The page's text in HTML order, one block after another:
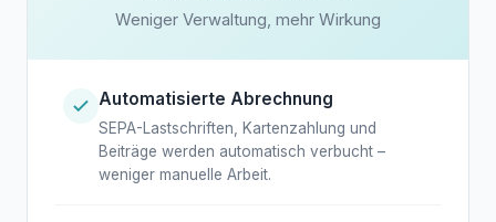
Weniger Verwaltung, mehr Wirkung
Automatisierte Abrechnung
SEPA-Lastschriften, Kartenzahlung und
Beiträge werden automatisch verbucht –
weniger manuelle Arbeit.